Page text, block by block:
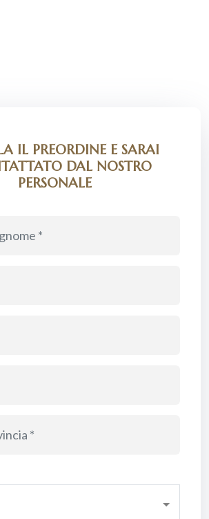
IL PREORDINE E SARAI
DAL NOSTRO
PERSONALE